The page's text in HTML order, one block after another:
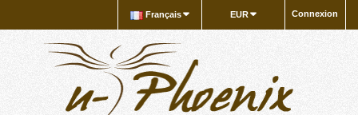
Connexion
EUR
Français